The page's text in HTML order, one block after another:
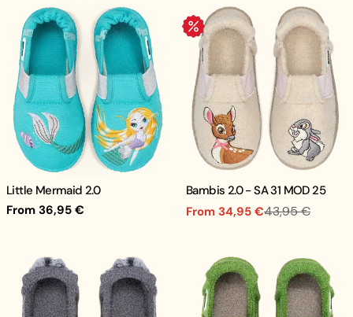
Little Mermaid 2.0
Regular
From 36,95 €
.
Bambis 2.0 - SA 31 MOD 25
Sale
From 34,95 €
Regular
43,95 €